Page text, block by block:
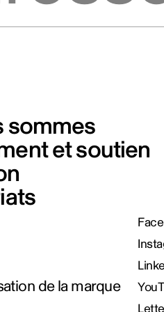
sommes
et soutien
de la marque